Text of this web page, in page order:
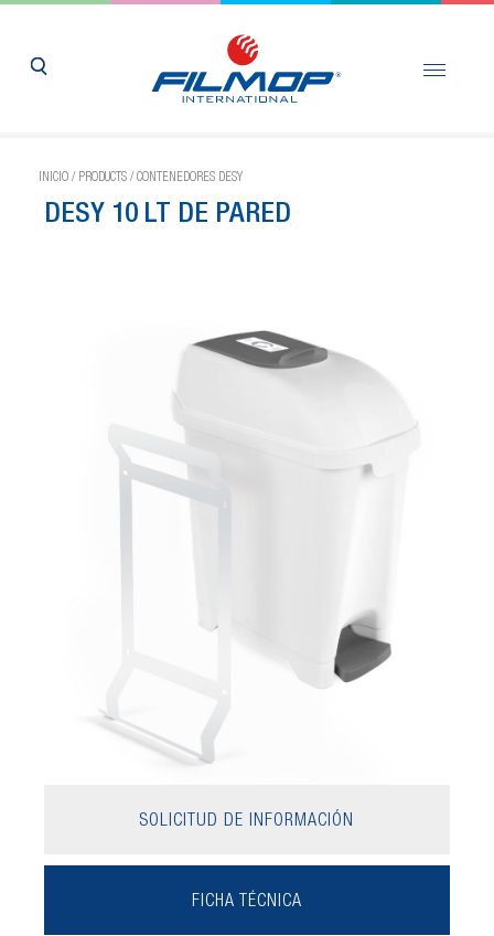
INICIO / PRODUCTS / CONTENEDORES DESY
DESY 10 LT DE PARED
SOLICITUD DE INFORMACIÓN
FICHA TÉCNICA